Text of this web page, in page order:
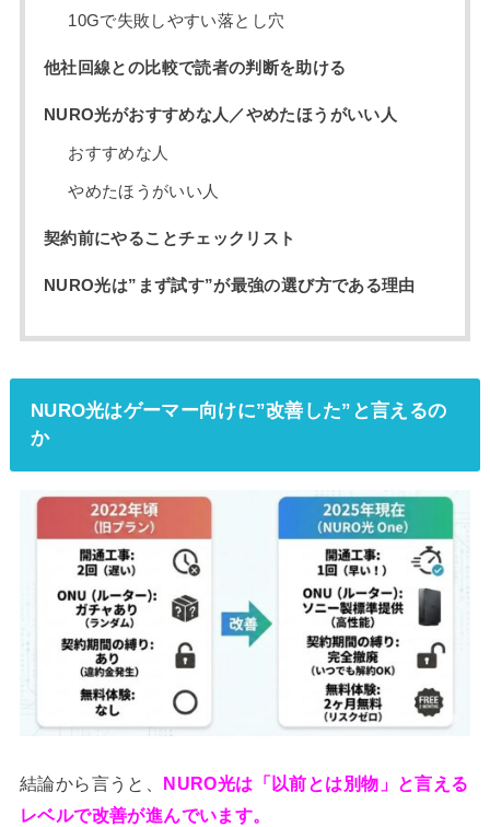
10Gで失敗しやすい落とし穴
他社回線との比較で読者の判断を助ける
NURO光がおすすめな人／やめたほうがいい人
おすすめな人
やめたほうがいい人
契約前にやることチェックリスト
NURO光は”まず試す”が最強の選び方である理由
NURO光はゲーマー向けに”改善した”と言えるの
か
結論から言うと、 NURO光は「以前とは別物」と言える
レベルで改善が進んでいます。